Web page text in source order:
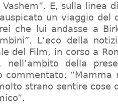
Vashem”. E, sulla linea
un viaggio del
che lui andasse a
L’eco della
del Film, in corso a
nell’ambito della
commentato: “Mamma
strano sentire cose